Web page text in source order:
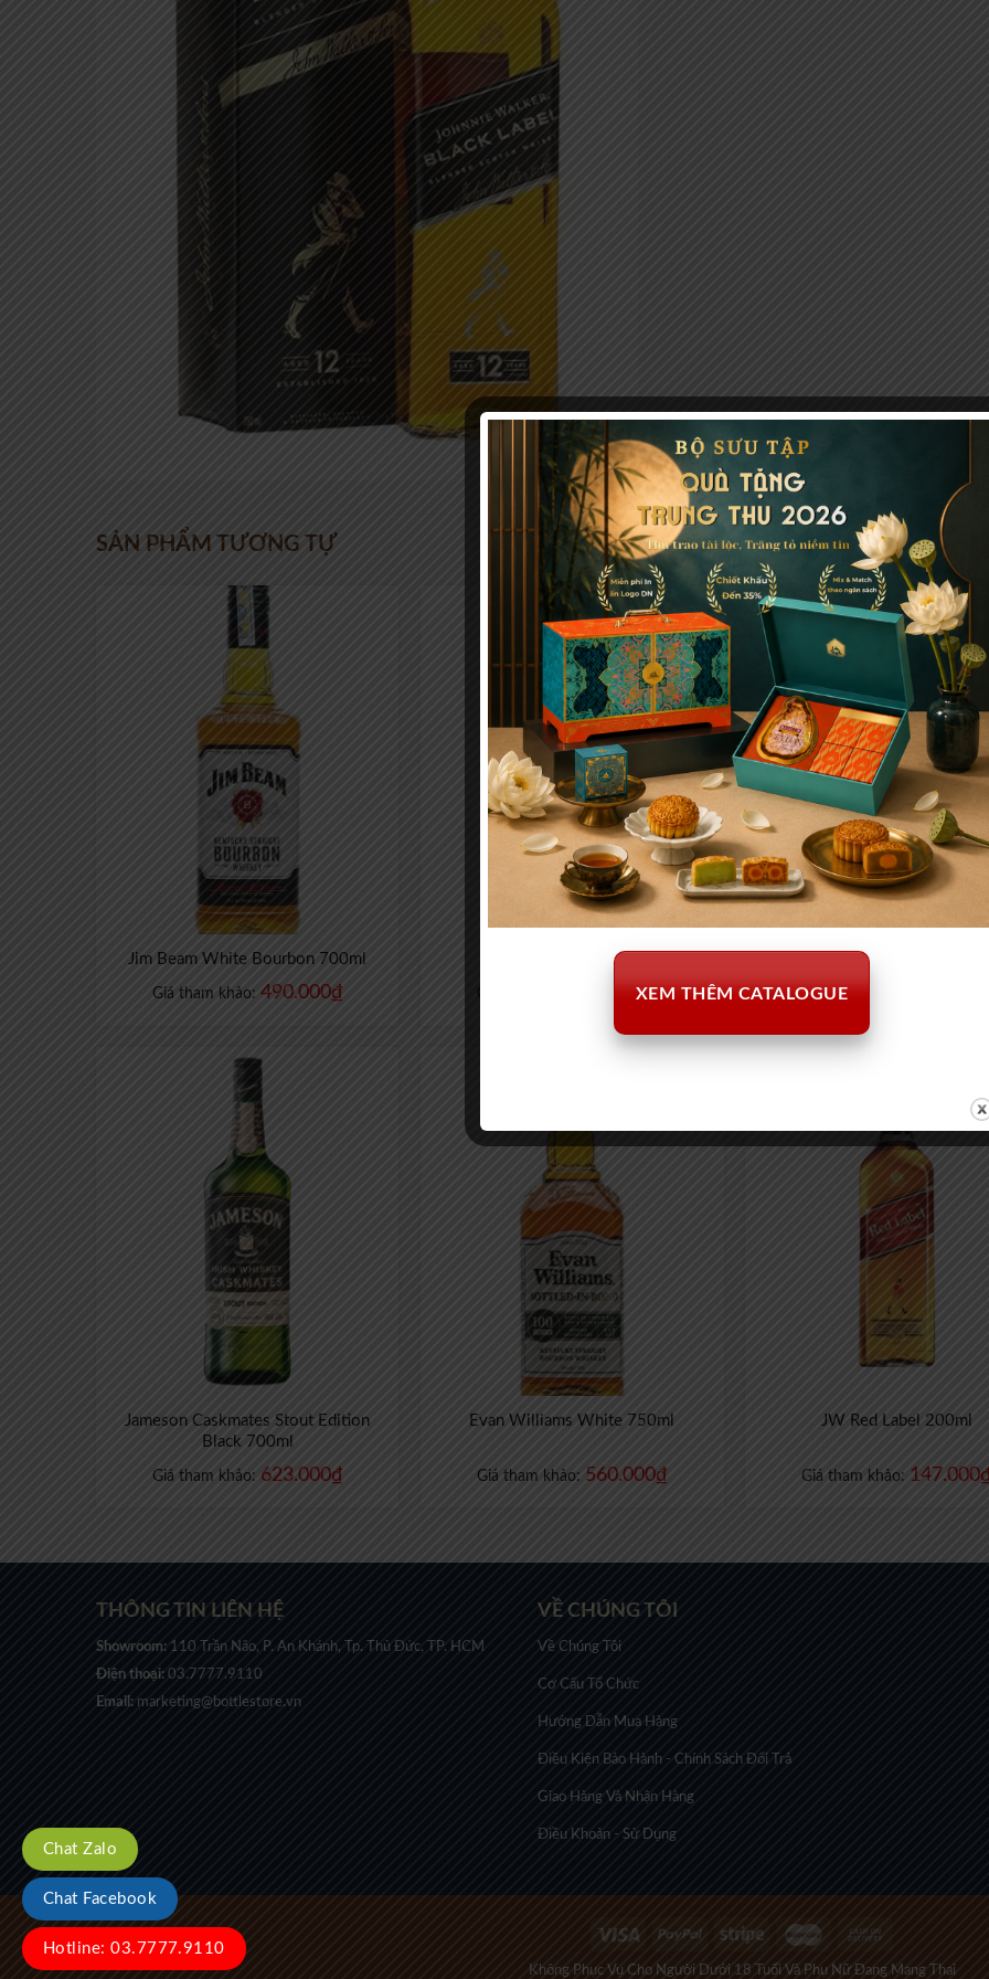
SẢN PHẨM TƯƠNG TỰ
Jim Beam White Bourbon 700ml
Giá tham khảo: 490.000₫
Jim Beam Black 700ml
602.000₫
Ballantine’s Finest 700ml
Giá tham khảo:
Jameson Caskmates Stout Edition
Black 700ml
Giá tham khảo: 623.000₫
Evan Williams White 750ml
Giá tham khảo: 560.000₫
JW Red Label 200ml
Giá tham khảo: 147.000
THÔNG TIN LIÊN HỆ
Showroom: 110 Trần Não, P. An Khánh, Tp. Thủ Đức, TP. HCM
Điện thoại: 03.7777.9110
Email: marketing@bottlestore.vn
VỀ CHÚNG TÔI
Về Chúng Tôi
Cơ Cấu Tổ Chức
Hướng Dẫn Mua Hàng
Điều Kiện Bảo Hành - Chính Sách Đổi Trả
Giao Hàng Và Nhận Hàng
Điều Khoản - Sử Dụng
Không Phục Vụ Cho Người Dưới 18 Tuổi Và Phụ Nữ Đang Mang Thai
Chat Zalo
Chat Facebook
Hotline: 03.7777.9110
XEM THÊM CATALOGUE